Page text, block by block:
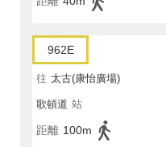
962E
往 太古(康怡廣場)
歌頓道 站
距離 100m